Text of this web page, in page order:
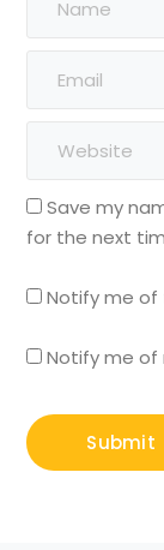
Save my
for the next
Notify me of
Notify me of